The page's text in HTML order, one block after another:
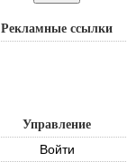
Рекламные ссылки
Управление
Войти